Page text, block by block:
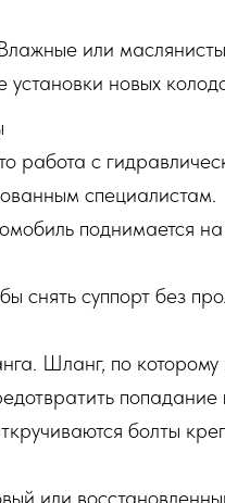
или
новых
работа с
специалистам.
поднимается
снять суппорт без
Шланг, по которому
попадание
болты
или